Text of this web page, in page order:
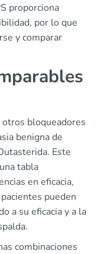
proporciona
por lo que
y comparar
otros bloqueadores
benigna de
Este
tabla
en eficacia,
pueden
a su eficacia y a la
combinaciones